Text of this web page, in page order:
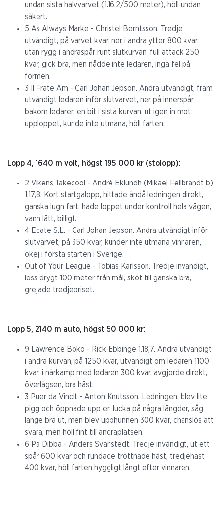
undan sista halvvarvet (1.16,2/500 meter), höll undan
säkert.
5 As Always Marke - Christel Berntsson. Tredje
utvändigt, på varvet kvar, ner i andra ytter 800 kvar,
utan rygg i andraspår runt slutkurvan, full attack 250
kvar, gick bra, men nådde inte ledaren, inga fel på
formen.
3 Il Frate Am - Carl Johan Jepson. Andra utvändigt, fram
utvändigt ledaren inför slutvarvet, ner på innerspår
bakom ledaren en bit i sista kurvan, ut igen in mot
upploppet, kunde inte utmana, höll farten.
Lopp 4, 1640 m volt, högst 195 000 kr (stolopp):
2 Vikens Takecool - André Eklundh (Mikael Fellbrandt b)
1.17,8. Kort startgalopp, hittade ändå ledningen direkt,
ganska lugn fart, hade loppet under kontroll hela vägen,
vann lätt, billigt.
4 Ecate S.L. - Carl Johan Jepson. Andra utvändigt inför
slutvarvet, på 350 kvar, kunder inte utmana vinnaren,
okej i första starten i Sverige.
Out of Your League - Tobias Karlsson. Tredje invändigt,
loss drygt 100 meter från mål, sköt till ganska bra,
grejade tredjepriset.
Lopp 5, 2140 m auto, högst 50 000 kr:
9 Lawrence Boko - Rick Ebbinge 1.18,7. Andra utvändigt
i andra kurvan, på 1250 kvar, utvändigt om ledaren 1100
kvar, i närkamp med ledaren 300 kvar, avgjorde direkt,
överlägsen, bra häst.
3 Puer da Vincit - Anton Knutsson. Ledningen, blev lite
pigg och öppnade upp en lucka på några längder, såg
länge bra ut, men blev upphunnen 300 kvar, chanslös att
svara, men höll fint till andraplatsen.
6 Pa Dibba - Anders Svanstedt. Tredje invändigt, ut ett
spår 600 kvar och rundade tröttnade häst, tredjehäst
400 kvar, höll farten hyggligt långt efter vinnaren.